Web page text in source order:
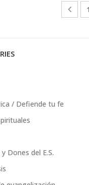
/ Defiende tu fe
Dones del E.S.